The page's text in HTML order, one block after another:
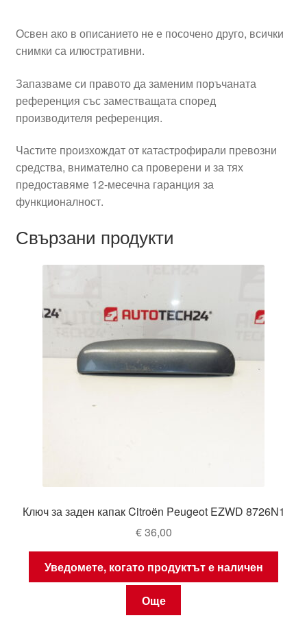
Освен ако в описанието не е посочено друго, всички
снимки са илюстративни.
Запазваме си правото да заменим поръчаната
референция със заместващата според
производителя референция.
Частите произхождат от катастрофирали превозни
средства, внимателно са проверени и за тях
предоставяме 12-месечна гаранция за
функционалност.
Свързани продукти
Ключ за заден капак Citroën Peugeot EZWD 8726N1
€36,00
Уведомете, когато продуктът е наличен
Още